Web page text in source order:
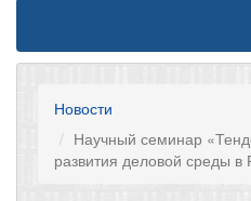
Новости
Научный семинар
развития деловой среды в